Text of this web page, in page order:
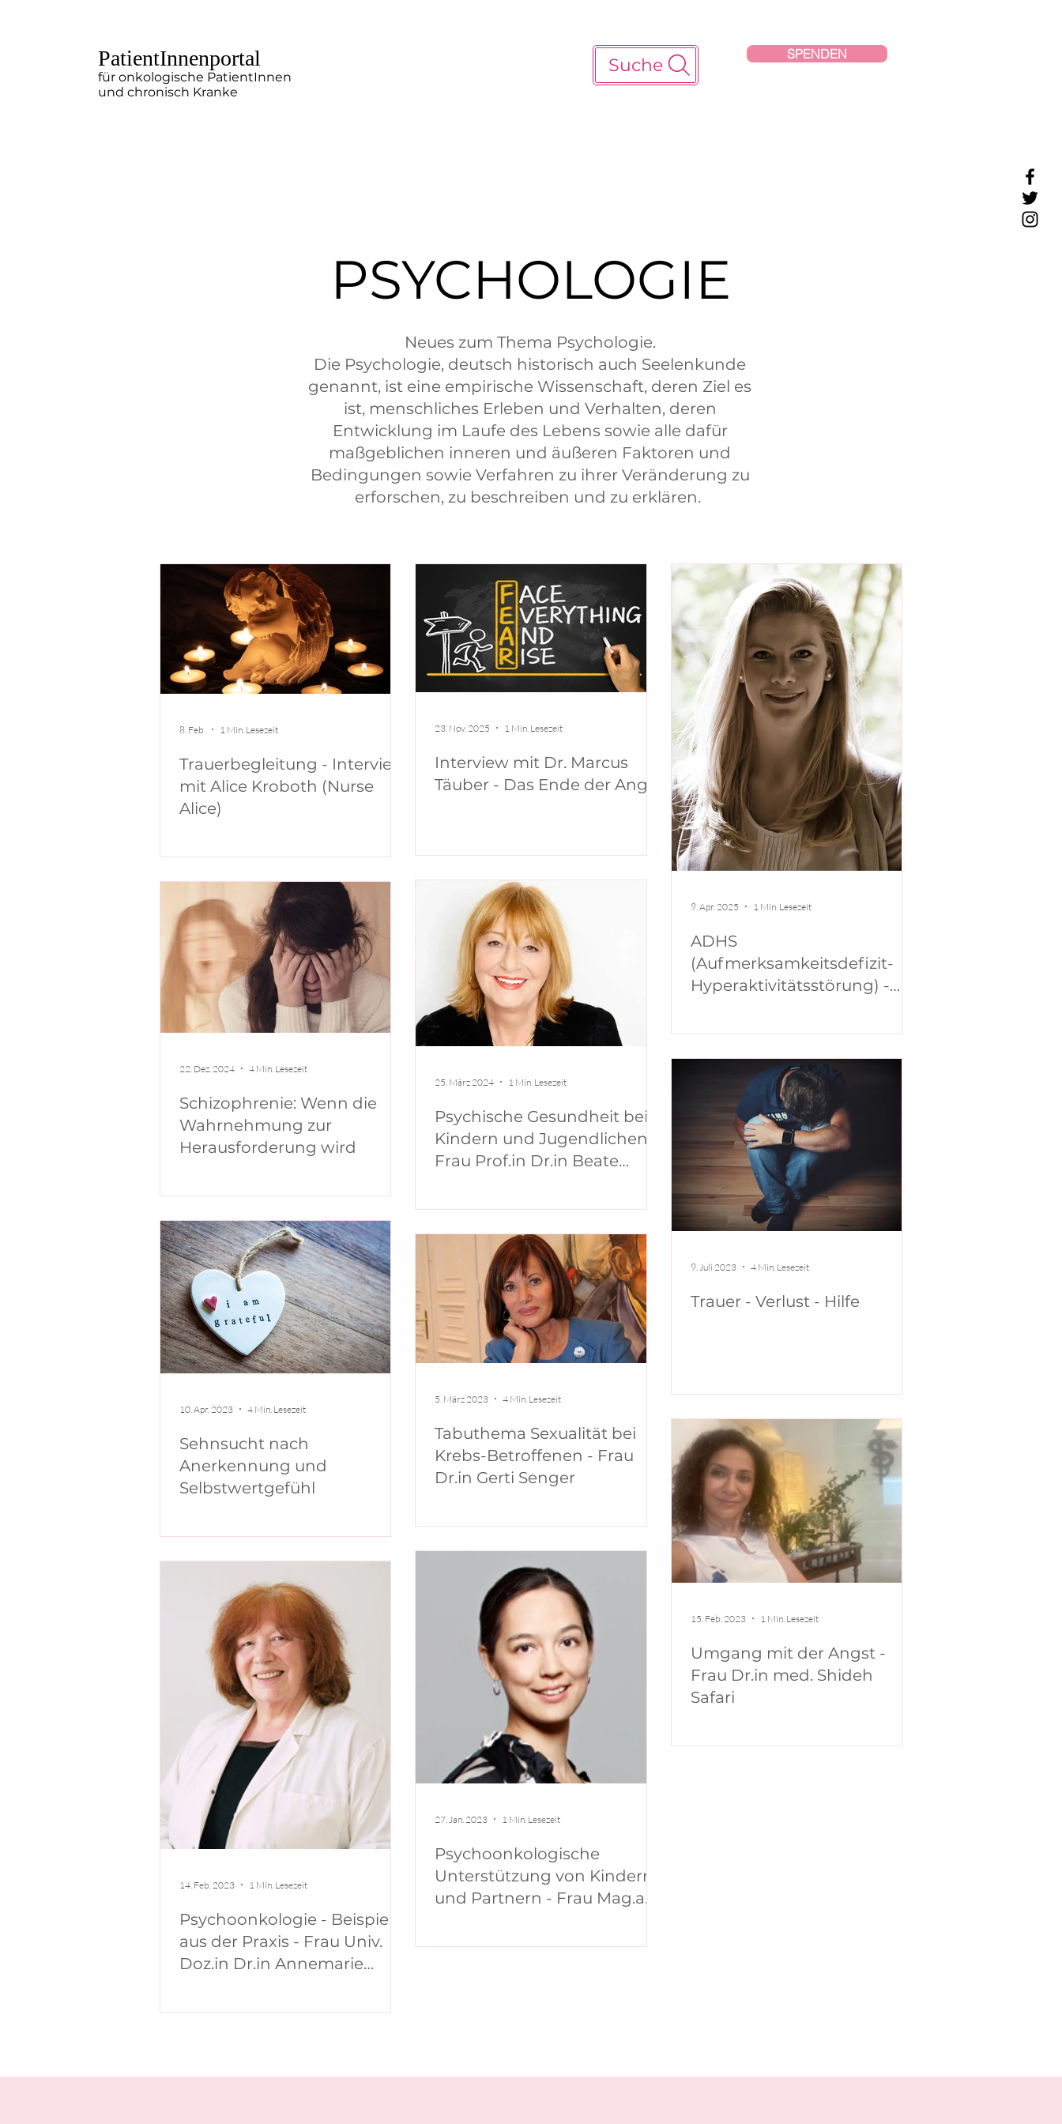
PatientInnenportal
für onkologische PatientInnen
und chronisch Kranke
Suche
SPENDEN
PSYCHOLOGIE
Neues zum Thema Psychologie.
Die Psychologie, deutsch historisch auch Seelenkunde
genannt, ist eine empirische Wissenschaft, deren Ziel es
ist, menschliches Erleben und Verhalten, deren
Entwicklung im Laufe des Lebens sowie alle dafür
maßgeblichen inneren und äußeren Faktoren und
Bedingungen sowie Verfahren zu ihrer Veränderung zu
erforschen, zu beschreiben und zu erklären.
Trauerbegleitung - Interview
mit Alice Kroboth (Nurse
Alice)
8. Feb. 1 Min. Lesezeit
Interview mit Dr. Marcus
Täuber - Das Ende der Angst
23. Nov. 2025 1 Min. Lesezeit
ADHS
(Aufmerksamkeitsdefizit-
Hyperaktivitätsstörung) -
MSc
9. Apr. 2025 1 Min. Lesezeit
Schizophrenie: Wenn die
Wahrnehmung zur
Herausforderung wird
22. Dez. 2024 4 Min. Lesezeit
Psychische Gesundheit bei
Kindern und Jugendlichen –
Frau Prof.in Dr.in Beate
25. März 2024 1 Min. Lesezeit
Trauer - Verlust - Hilfe
9. Juli 2023 4 Min. Lesezeit
Sehnsucht nach
Anerkennung und
Selbstwertgefühl
10. Apr. 2023 4 Min. Lesezeit
Tabuthema Sexualität bei
Krebs-Betroffenen - Frau
Dr.in Gerti Senger
5. März 2023 4 Min. Lesezeit
Umgang mit der Angst -
Frau Dr.in med. Shideh
Safari
15. Feb. 2023 1 Min. Lesezeit
Psychoonkologie - Beispiele
aus der Praxis - Frau Univ.
Doz.in Dr.in Annemarie
14. Feb. 2023 1 Min. Lesezeit
Psychoonkologische
Unterstützung von Kindern
und Partnern - Frau Mag.a
27. Jan. 2023 1 Min. Lesezeit